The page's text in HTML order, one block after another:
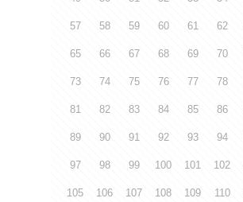
57 58 59 60 61 62
65 66 67 68 69 70
73 74 75 76 77 78
81 82 83 84 85 86
89 90 91 92 93 94
97 98 99 100 101 102
105 106 107 108 109 110